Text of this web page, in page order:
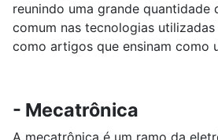
reunindo uma grande quantidade
comum nas tecnologias
como artigos que ensinam como
- Mecatrônica
A mecatrônica é um ramo da